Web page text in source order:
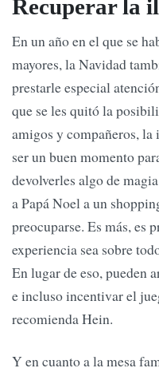
Recuperar la
En un año en el que se
mayores, la Navidad
prestarle especial
que se les quitó la
amigos y compañeros,
ser un buen momento
devolverles algo de
a Papá Noel a un
preocuparse. Es más, es
experiencia sea sobre
En lugar de eso, pueden
e incluso incentivar el
recomienda Hein.
Y en cuanto a la mesa